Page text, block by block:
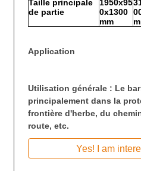
Taille principale
de partie
1950x95
0x1300
mm
Application
Utilisation générale : Le
principalement dans la
frontière d'herbe, du
route, etc.
Yes! I am